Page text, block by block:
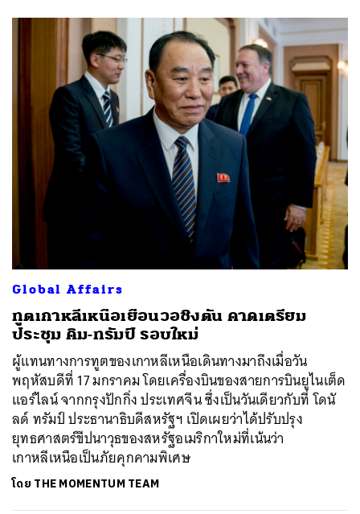
Global Affairs
ทูตเกาหลีเหนือเยือนวอชิงตัน คาดเตรียม
ประชุม คิม-ทรัมป์ รอบใหม่
ผู้แทนทางการทูตของเกาหลีเหนือเดินทางมาถึงเมื่อวัน
พฤหัสบดีที่ 17 มกราคม โดยเครื่องบินของสายการบินยูไนเต็ด
แอร์ไลน์ จากกรุงปักกิ่ง ประเทศจีน ซึ่งเป็นวันเดียวกับที่ โดนั
ลด์ ทรัมป์ ประธานาธิบดีสหรัฐฯ เปิดเผยว่าได้ปรับปรุง
ยุทธศาสตร์ขีปนาวุธของสหรัฐอเมริกาใหม่ที่เน้นว่า
เกาหลีเหนือเป็นภัยคุกคามพิเศษ
โดย THE MOMENTUM TEAM